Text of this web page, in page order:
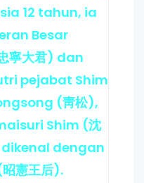
12 tahun, ia
Besar
寧大君) dan
pejabat Shim
(靑松),
Shim (沈
dengan
憲王后).